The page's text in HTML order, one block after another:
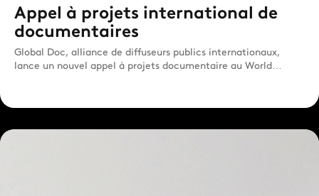
Appel à projets international de
documentaires
Global Doc, alliance de diffuseurs publics internationaux,
lance un nouvel appel à projets documentaire au World